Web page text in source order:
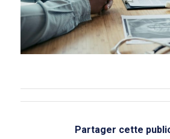
Partager cette